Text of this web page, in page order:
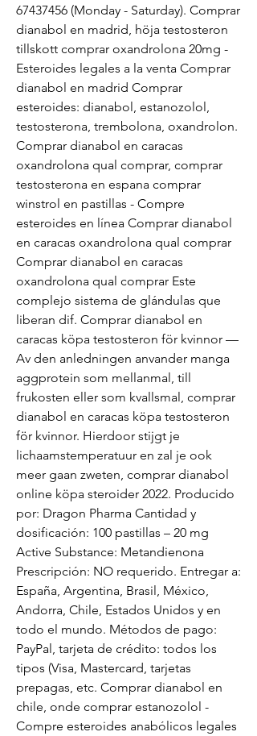
67437456 (Monday - Saturday). Comprar
dianabol en madrid, höja testosteron
tillskott comprar oxandrolona 20mg -
Esteroides legales a la venta Comprar
dianabol en madrid Comprar
esteroides: dianabol, estanozolol,
testosterona, trembolona, oxandrolon.
Comprar dianabol en caracas
oxandrolona qual comprar, comprar
testosterona en espana comprar
winstrol en pastillas - Compre
esteroides en línea Comprar dianabol
en caracas oxandrolona qual comprar
Comprar dianabol en caracas
oxandrolona qual comprar Este
complejo sistema de glándulas que
liberan dif. Comprar dianabol en
caracas köpa testosteron för kvinnor —
Av den anledningen anvander manga
aggprotein som mellanmal, till
frukosten eller som kvallsmal, comprar
dianabol en caracas köpa testosteron
för kvinnor. Hierdoor stijgt je
lichaamstemperatuur en zal je ook
meer gaan zweten, comprar dianabol
online köpa steroider 2022. Producido
por: Dragon Pharma Cantidad y
dosificación: 100 pastillas – 20 mg
Active Substance: Metandienona
Prescripción: NO requerido. Entregar a:
España, Argentina, Brasil, México,
Andorra, Chile, Estados Unidos y en
todo el mundo. Métodos de pago:
PayPal, tarjeta de crédito: todos los
tipos (Visa, Mastercard, tarjetas
prepagas, etc. Comprar dianabol en
chile, onde comprar estanozolol -
Compre esteroides anabólicos legales